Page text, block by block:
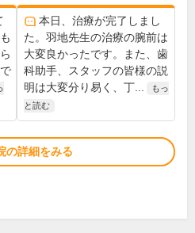
本日、治療が完了しまし
た。羽地先生の治療の腕前は
大変良かったです。また、歯
科助手、スタッフの皆様の説
明は大変分り易く、丁...
もっ
と読む
の詳細をみる